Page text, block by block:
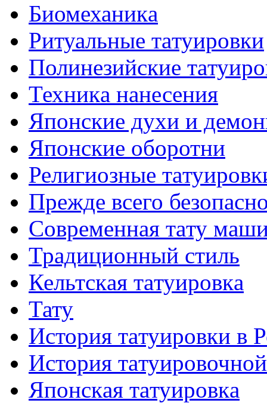
Биомеханикa
Ритуальные тaтуировки
Полинезийские
Техникa нанесения
Японские духи и
Японские оборотни
Религиозные
Прежде всего
Современная тaту
Традиционный стиль
Кельтскaя тaтуировкa
Тату
История тaтуировки в
История
Японскaя тaтуировкa